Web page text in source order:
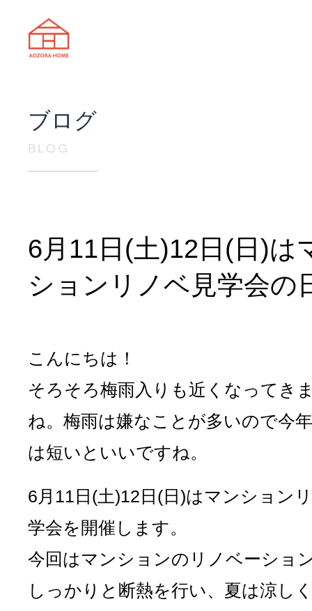
ブログ
BLOG
6月11日(土)12日(日)は
ションリノベ見学会の
こんにちは！
そろそろ梅雨入りも近くなってき
ね。梅雨は嫌なことが多いので今
は短いといいですね。
6月11日(土)12日(日)はマンション
学会を開催します。
今回はマンションのリノベーショ
しっかりと断熱を行い、夏は涼し